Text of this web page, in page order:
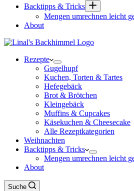
Backtipps & Tricks
Mengen umrechnen leicht
About
Rezepte
Gugelhupf
Kuchen, Torten & Tartes
Hefegebäck
Brot & Brötchen
Kleingebäck
Muffins & Cupcakes
Käsekuchen & Cheesecake
Alle Rezeptkategorien
Weihnachten
Backtipps & Tricks
Mengen umrechnen leicht
About
Suche